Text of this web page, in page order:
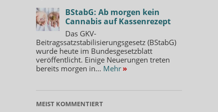
BStabG: Ab morgen kein
Cannabis auf Kassenrezept
Das GKV-
Beitragssatzstabilisierungsgesetz (BStabG)
wurde heute im Bundesgesetzblatt
veröffentlicht. Einige Neuerungen treten
bereits morgen in... Mehr »
MEIST KOMMENTIERT